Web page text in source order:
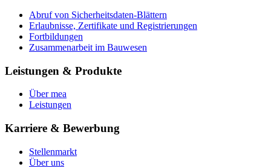
Abruf von Sicherheitsdaten-Blättern
Erlaubnisse, Zertifikate und Registrierungen
Fortbildungen
Zusammenarbeit im Bauwesen
Leistungen & Produkte
Über mea
Leistungen
Karriere & Bewerbung
Stellenmarkt
Über uns